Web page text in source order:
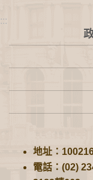
:::
地址：
電話：(02)